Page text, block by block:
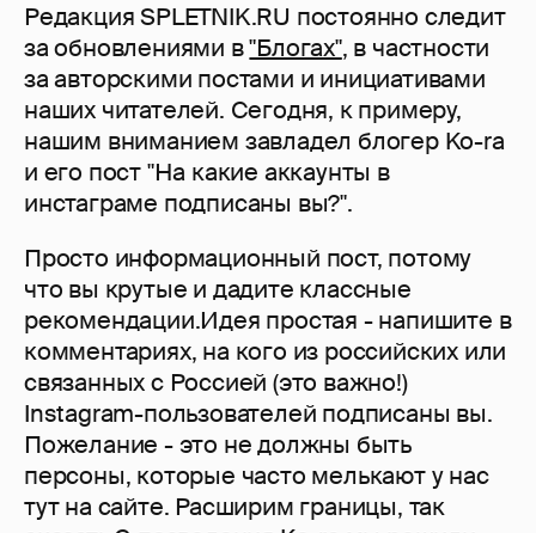
Редакция SPLETNIK.RU постоянно следит
за обновлениями в"Блогах", в частности
за авторскими постами и инициативами
наших читателей. Сегодня, к примеру,
нашим вниманием завладел блогер Ko-ra
и его пост "На какие аккаунты в
инстаграме подписаны вы?".
Просто информационный пост, потому
что вы крутые и дадите классные
рекомендации.Идея простая - напишите в
комментариях, на кого из российских или
связанных с Россией (это важно!)
Instagram-пользователей подписаны вы.
Пожелание - это не должны быть
персоны, которые часто мелькают у нас
тут на сайте. Расширим границы, так